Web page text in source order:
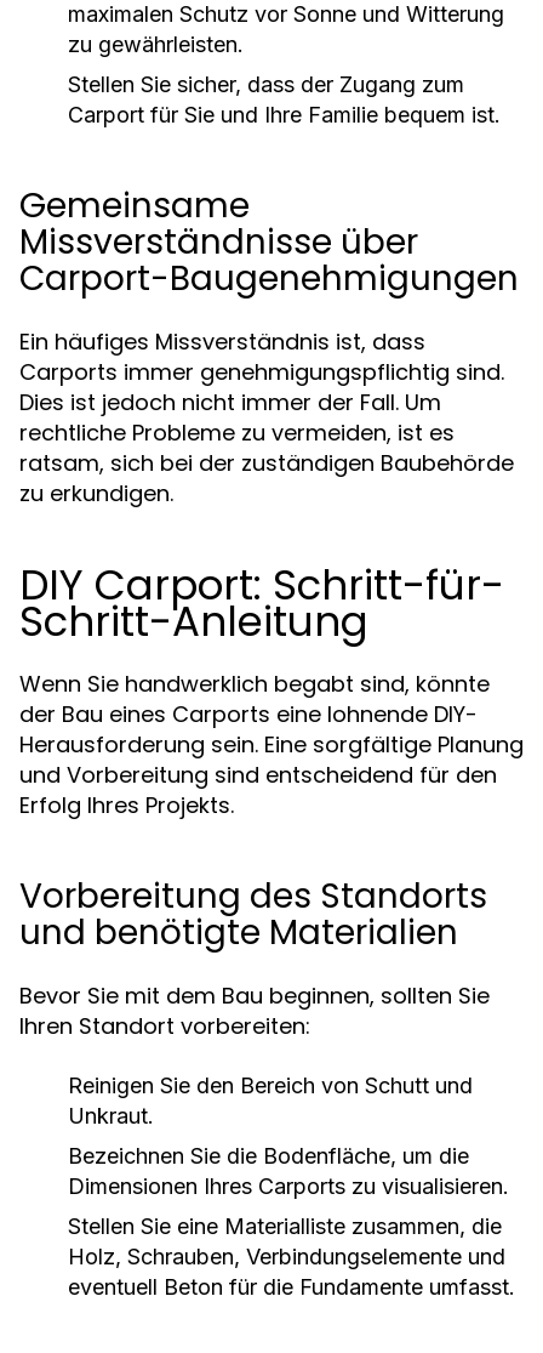
maximalen Schutz vor Sonne und Witterung
zu gewährleisten.
Stellen Sie sicher, dass der Zugang zum
Carport für Sie und Ihre Familie bequem ist.
Gemeinsame
Missverständnisse über
Carport-Baugenehmigungen
Ein häufiges Missverständnis ist, dass
Carports immer genehmigungspflichtig sind.
Dies ist jedoch nicht immer der Fall. Um
rechtliche Probleme zu vermeiden, ist es
ratsam, sich bei der zuständigen Baubehörde
zu erkundigen.
DIY Carport: Schritt-für-
Schritt-Anleitung
Wenn Sie handwerklich begabt sind, könnte
der Bau eines Carports eine lohnende DIY-
Herausforderung sein. Eine sorgfältige Planung
und Vorbereitung sind entscheidend für den
Erfolg Ihres Projekts.
Vorbereitung des Standorts
und benötigte Materialien
Bevor Sie mit dem Bau beginnen, sollten Sie
Ihren Standort vorbereiten:
Reinigen Sie den Bereich von Schutt und
Unkraut.
Bezeichnen Sie die Bodenfläche, um die
Dimensionen Ihres Carports zu visualisieren.
Stellen Sie eine Materialliste zusammen, die
Holz, Schrauben, Verbindungselemente und
eventuell Beton für die Fundamente umfasst.